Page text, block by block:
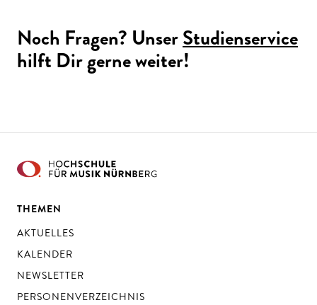
Noch Fragen? UnserStudienservice
hilft Dir gerne weiter!
THEMEN
AKTUELLES
KALENDER
NEWSLETTER
PERSONENVERZEICHNIS